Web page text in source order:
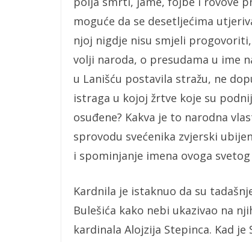
moguće da se desetljećima
njoj nigdje nisu smjeli
volji naroda, o presudama u ime
u Lanišću postavila stražu, ne
istraga u kojoj žrtve koje su
osuđene? Kakva je to narodna
sprovodu svećenika zvjerski
i spominjanje imena ovoga svetog
Kardnila je istaknuo da su
Bulešića kako nebi ukazivao na
kardinala Alojzija Stepinca. Kad